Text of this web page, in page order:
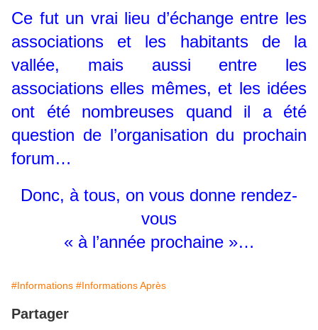
Ce fut un vrai lieu d’échange entre les
associations et les habitants de la
vallée, mais aussi entre les
associations elles mêmes, et les idées
ont été nombreuses quand il a été
question de l’organisation du prochain
forum…
Donc, à tous, on vous donne rendez-
vous
« à l’année prochaine »…
#Informations #Informations Après
Partager